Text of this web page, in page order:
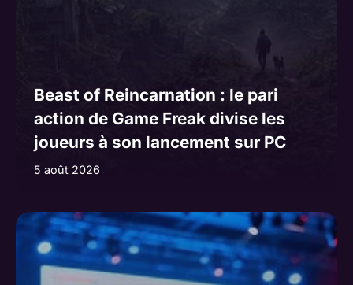
Beast of Reincarnation : le pari
action de Game Freak divise les
joueurs à son lancement sur PC
5 août 2026